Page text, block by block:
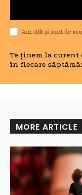
Am citit și sunt de
Te ținem la curent
în fiecare
MORE ARTICLE